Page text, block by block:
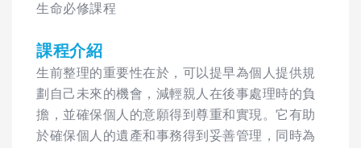
生命必修課程
課程介紹
生前整理的重要性在於，可以提早為個人提供規
劃自己未來的機會，減輕親人在後事處理時的負
擔，並確保個人的意願得到尊重和實現。它有助
於確保個人的遺產和事務得到妥善管理，同時為